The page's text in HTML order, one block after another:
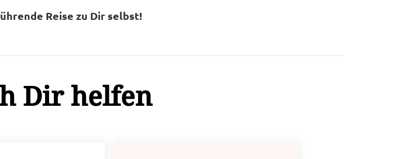
Reise zu Dir selbst!
Dir helfen